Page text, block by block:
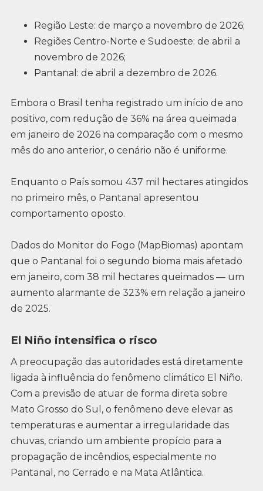
Região Leste: de março a novembro de 2026;
Regiões Centro-Norte e Sudoeste: de abril a
novembro de 2026;
Pantanal: de abril a dezembro de 2026.
Embora o Brasil tenha registrado um início de ano
positivo, com redução de 36% na área queimada
em janeiro de 2026 na comparação com o mesmo
mês do ano anterior, o cenário não é uniforme.
Enquanto o País somou 437 mil hectares atingidos
no primeiro mês, o Pantanal apresentou
comportamento oposto.
Dados do Monitor do Fogo (MapBiomas) apontam
que o Pantanal foi o segundo bioma mais afetado
em janeiro, com 38 mil hectares queimados — um
aumento alarmante de 323% em relação a janeiro
de 2025.
El Niño intensifica o risco
A preocupação das autoridades está diretamente
ligada à influência do fenômeno climático El Niño.
Com a previsão de atuar de forma direta sobre
Mato Grosso do Sul, o fenômeno deve elevar as
temperaturas e aumentar a irregularidade das
chuvas, criando um ambiente propício para a
propagação de incêndios, especialmente no
Pantanal, no Cerrado e na Mata Atlântica.